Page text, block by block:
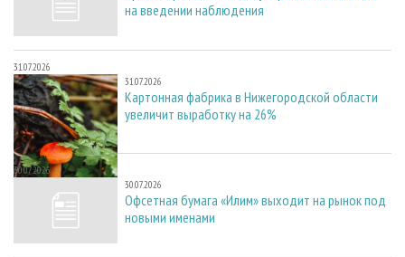
на введении наблюдения
31.07.2026
31.07.2026
Картонная фабрика в Нижегородской области
увеличит выработку на 26%
30.07.2026
30.07.2026
Офсетная бумага «Илим» выходит на рынок под
новыми именами